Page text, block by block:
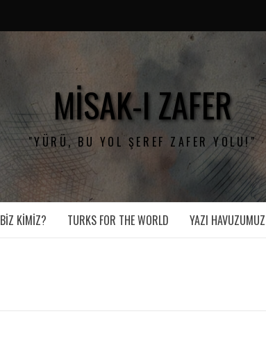
MISAK-I ZAFER
"YÜRÜ, BU YOL ŞEREF ZAFER YOLU!"
BIZ KIMIZ? TURKS FOR THE WORLD YAZI HAVUZUMUZ